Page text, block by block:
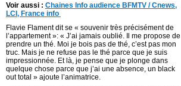
Voir aussi : Chaines Info audience BFMTV / Cnews,
LCI, France info
Flavie Flament dit se « souvenir très précisément de
l’appartement »: « J’ai jamais oublié. Il me propose de
prendre un thé. Moi je bois pas de thé, c’est pas mon
truc. Mais je ne refuse pas le thé parce que je suis
impressionnée. Et là, je pense que je plonge dans
quelque chose parce que j’ai une absence, un black
out total » ajoute l’animatrice.